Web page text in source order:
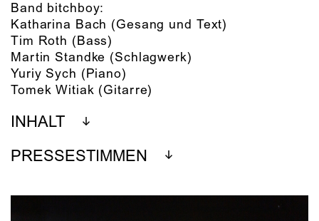
Band bitchboy:
Katharina Bach (Gesang und Text)
Tim Roth (Bass)
Martin Standke (Schlagwerk)
Yuriy Sych (Piano)
Tomek Witiak (Gitarre)
INHALT
PRESSESTIMMEN